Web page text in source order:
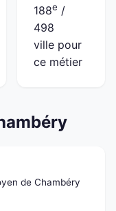
188e /
498
ville pour
ce métier
de Chambéry